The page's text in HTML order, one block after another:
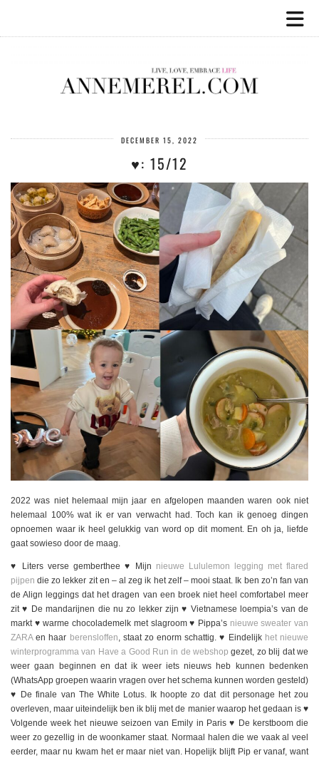
DECEMBER 15, 2022
♥️: 15/12
2022 was niet helemaal mijn jaar en afgelopen maanden waren ook niet
helemaal 100% wat ik er van verwacht had. Toch kan ik genoeg dingen
opnoemen waar ik heel gelukkig van word op dit moment. En oh ja, liefde
gaat sowieso door de maag.
♥️ Liters verse gemberthee ♥️ Mijn nieuwe Lululemon legging met flared
pijpen die zo lekker zit en – al zeg ik het zelf – mooi staat. Ik ben zo’n fan van
de Align leggings dat het dragen van een broek niet heel comfortabel meer
zit ♥️ De mandarijnen die nu zo lekker zijn ♥️ Vietnamese loempia’s van de
markt ♥️ warme chocolademelk met slagroom ♥️ Pippa’s nieuwe sweater van
ZARAen haar berensloffen, staat zo enorm schattig. ♥️ Eindelijk het nieuwe
winterprogramma van Have a Good Run in de webshop gezet, zo blij dat we
weer gaan beginnen en dat ik weer iets nieuws heb kunnen bedenken
(WhatsApp groepen waarin vragen over het schema kunnen worden gesteld)
♥️ De finale van The White Lotus. Ik hoopte zo dat dit personage het zou
overleven, maar uiteindelijk ben ik blij met de manier waarop het gedaan is ♥️
Volgende week het nieuwe seizoen van Emily in Paris ♥️ De kerstboom die
weer zo gezellig in de woonkamer staat. Normaal halen die we vaak al veel
eerder, maar nu kwam het er maar niet van. Hopelijk blijft Pip er vanaf, want